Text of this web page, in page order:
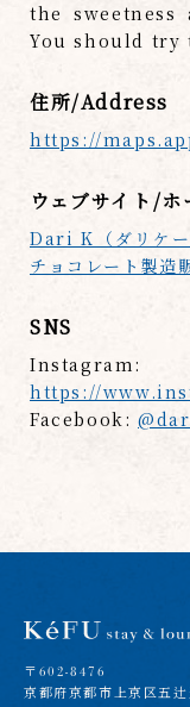
the
You should try
住所/Address
https://
ウェブサイト/
Dari K（ダリケー
チョコレート製
SNS
Instagram:
https://
Facebook:
〒602-8476
京都府京都市上京区五